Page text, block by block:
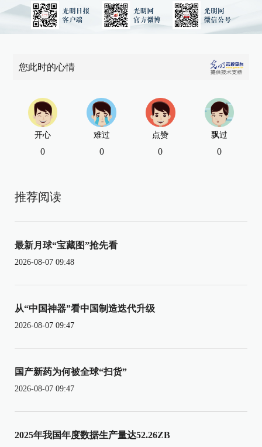
您此时的心情
开心
0
难过
0
点赞
0
飘过
0
推荐阅读
最新月球“宝藏图”抢先看
2026-08-07 09:48
从“中国神器”看中国制造迭代升级
2026-08-07 09:47
国产新药为何被全球“扫货”
2026-08-07 09:47
2025年我国年度数据生产量达52.26ZB